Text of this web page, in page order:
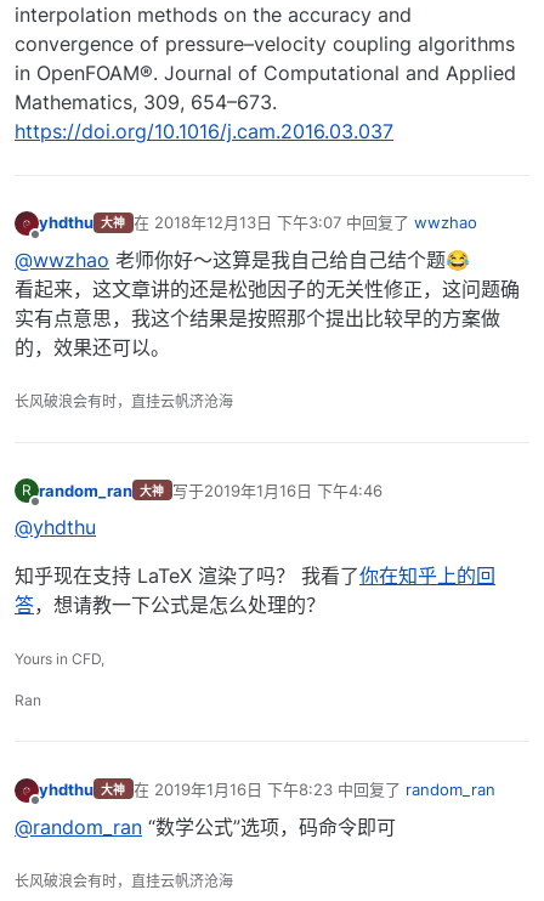
interpolation methods on the accuracy and
convergence of pressure–velocity coupling algorithms
in OpenFOAM®. Journal of Computational and Applied
Mathematics, 309, 654–673.
https://doi.org/10.1016/j.cam.2016.03.037
yhdthu 大神 在 2018年12月13日 下午3:07中回复了 wwzhao
最后由 编辑
@wwzhao 老师你好～这算是我自己给自己结个题😂
看起来，这文章讲的还是松弛因子的无关性修正，这问题确
实有点意思，我这个结果是按照那个提出比较早的方案做
的，效果还可以。
长风破浪会有时，直挂云帆济沧海
R random_ran 大神 写于2019年1月16日 下午4:46
最后由 编辑
@yhdthu
知乎现在支持 LaTeX 渲染了吗？ 我看了你在知乎上的回
答，想请教一下公式是怎么处理的？
Yours in CFD,
Ran
yhdthu 大神 在 2019年1月16日 下午8:23中回复了 random_ran
最后由 编辑
@random_ran “数学公式”选项，码命令即可
长风破浪会有时，直挂云帆济沧海